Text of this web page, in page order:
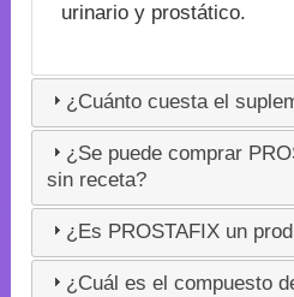
urinario y prostático.
¿Cuánto cuesta el
¿Se puede comprar
sin receta?
¿Es PROSTAFIX un
¿Cuál es el compuesto